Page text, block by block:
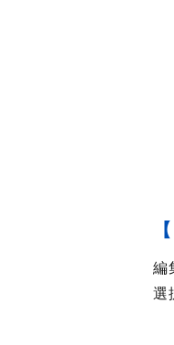
【
編
選